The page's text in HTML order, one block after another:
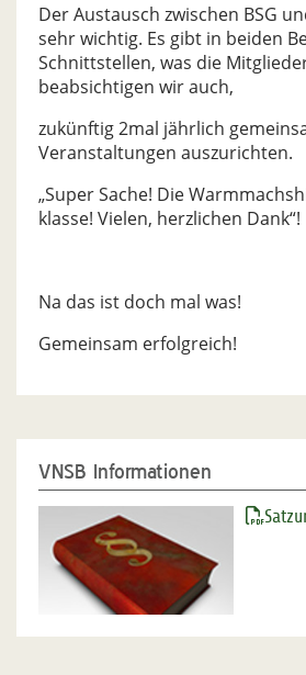
Der Austausch zwischen BSG
sehr wichtig. Es gibt in beiden
Schnittstellen, was die
beabsichtigen wir auch,
zukünftig 2mal jährlich
Veranstaltungen auszurichten.
„Super Sache! Die
klasse! Vielen, herzlichen Dank“!
Na das ist doch mal was!
Gemeinsam erfolgreich!
VNSB Informationen